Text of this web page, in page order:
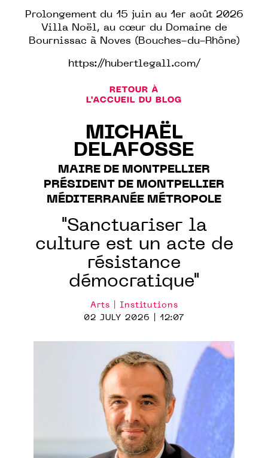
Prolongement du 15 juin au 1er août 2026
Villa Noël, au cœur du Domaine de
Bournissac à Noves (Bouches-du-Rhône)
https://hubertlegall.com/
RETOUR À
L'ACCUEIL DU BLOG
MICHAËL
DELAFOSSE
MAIRE DE MONTPELLIER
PRÉSIDENT DE MONTPELLIER
MÉDITERRANÉE MÉTROPOLE
"Sanctuariser la
culture est un acte de
résistance
démocratique"
Arts | Institutions
02 JULY 2026 | 12:07